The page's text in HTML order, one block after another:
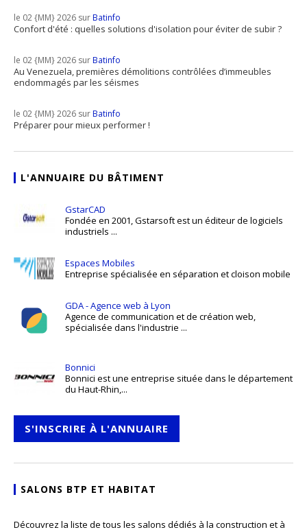
le 02 {MM} 2026 surBatinfo
Confort d'été : quelles solutions d'isolation pour éviter de subir ?
le 02 {MM} 2026 surBatinfo
Au Venezuela, premières démolitions contrôlées d’immeubles
endommagés par les séismes
le 02 {MM} 2026 surBatinfo
Préparer pour mieux performer !
L'ANNUAIRE DU BÂTIMENT
GstarCAD
Fondée en 2001, Gstarsoft est un éditeur de logiciels
industriels ...
Espaces Mobiles
Entreprise spécialisée en séparation et cloison mobile
GDA - Agence web à Lyon
Agence de communication et de création web,
spécialisée dans l'industrie ...
Bonnici
Bonnici est une entreprise située dans le département
du Haut-Rhin,...
S'INSCRIRE À L'ANNUAIRE
SALONS BTP ET HABITAT
Découvrez la liste de tous les salons dédiés à la construction et à